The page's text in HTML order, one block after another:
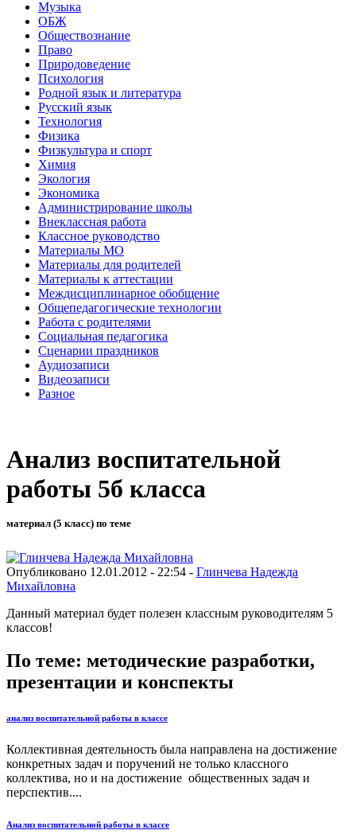
Музыка
ОБЖ
Обществознание
Право
Природоведение
Психология
Родной язык и литература
Русский язык
Технология
Физика
Физкультура и спорт
Химия
Экология
Экономика
Администрирование школы
Внеклассная работа
Классное руководство
Материалы МО
Материалы для родителей
Материалы к аттестации
Междисциплинарное обобщение
Общепедагогические технологии
Работа с родителями
Социальная педагогика
Сценарии праздников
Аудиозаписи
Видеозаписи
Разное
Анализ воспитательной
работы 5б класса
материал (5 класс) по теме
Опубликовано 12.01.2012 - 22:54 - Глинчева Надежда
Михайловна
Данный материал будет полезен классным руководителям 5
классов!
По теме: методические разработки,
презентации и конспекты
анализ воспитательной работы в классе
Коллективная деятельность была направлена на достижение
конкретных задач и поручений не только классного
коллектива, но и на достижение общественных задач и
перспектив....
Анализ воспитательной работы в классе